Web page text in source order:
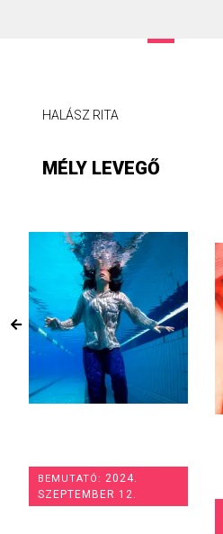
HALÁSZ RITA
MÉLY LEVEGŐ
BEMUTATÓ: 2024.
SZEPTEMBER 12.